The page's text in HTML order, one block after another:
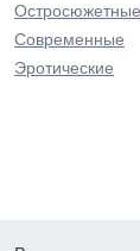
Остросюжетные
Современные
Эротические